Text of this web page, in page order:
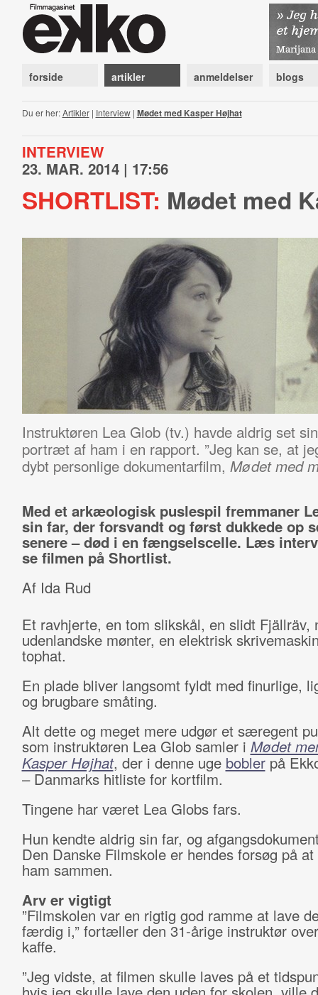
forside artikler anmeldelser blogs
Du er her:Artikler| Interview| Mødet med Kasper Højhat
INTERVIEW
23. MAR. 2014 | 17:56
SHORTLIST: Mødet med
Instruktøren Lea Glob (tv.) havde aldrig set
portræt af ham i en rapport. ”Jeg kan se, at
dybt personlige dokumentarfilm, Mødet med
Med et arkæologisk puslespil fremmaner
sin far, der forsvandt og først dukkede op
senere – død i en fængselscelle. Læs
se filmen på Shortlist.
Af Ida Rud
Et ravhjerte, en tom slikskål, en slidt Fjällräv,
udenlandske mønter, en elektrisk
tophat.
En plade bliver langsomt fyldt med finurlige,
og brugbare småting.
Alt dette og meget mere udgør et særegent
som instruktøren Lea Glob samler i Mødet
Kasper Højhat, der i denne uge boblerpå
– Danmarks hitliste for kortfilm.
Tingene har været Lea Globs fars.
Hun kendte aldrig sin far, og
Den Danske Filmskole er hendes forsøg på
ham sammen.
Arv er vigtigt
”Filmskolen var en rigtig god ramme at lave
færdig i,” fortæller den 31-årige instruktør
kaffe.
”Jeg vidste, at filmen skulle laves på et